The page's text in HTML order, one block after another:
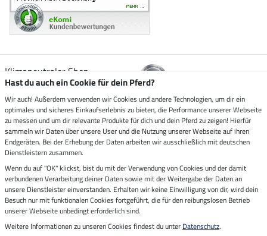
Klimaneutraler Shop
Zustellung durch
Sicher bezahlen mit
Vorkasse
Impressum
Hast du auch ein Cookie für dein Pferd?
Wir auch! Außerdem verwenden wir Cookies und andere Technologien, um dir ein
optimales und sicheres Einkaufserlebnis zu bieten, die Performance unserer Webseite
zu messen und um dir relevante Produkte für dich und dein Pferd zu zeigen! Hierfür
sammeln wir Daten über unsere User und die Nutzung unserer Webseite auf ihren
Endgeräten. Bei der Erhebung der Daten arbeiten wir ausschließlich mit deutschen
Dienstleistern zusammen.
Wenn du auf "OK" klickst, bist du mit der Verwendung von Cookies und der damit
verbundenen Verarbeitung deiner Daten sowie mit der Weitergabe der Daten an
unsere Dienstleister einverstanden. Erhalten wir keine Einwilligung von dir, wird dein
Besuch nur mit funktionalen Cookies fortgeführt, die für den reibungslosen Betrieb
unserer Webseite unbedingt erforderlich sind.
Weitere Informationen zu unseren Cookies findest du unter Datenschutz.